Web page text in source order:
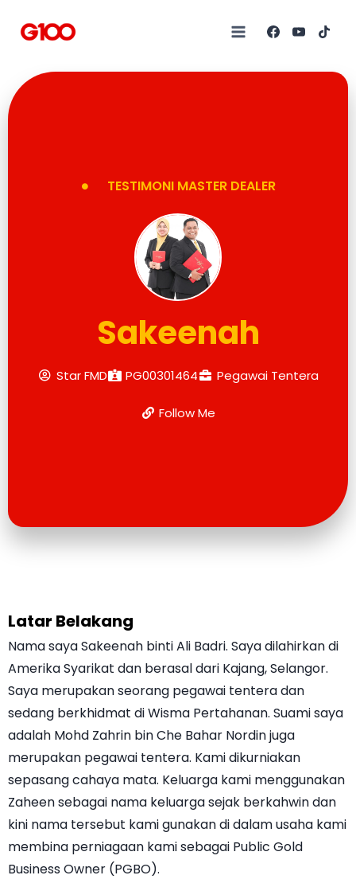
TESTIMONI MASTER DEALER
Sakeenah
Star FMD PG00301464 Pegawai Tentera
Follow Me
Latar Belakang
Nama saya Sakeenah binti Ali Badri. Saya dilahirkan di
Amerika Syarikat dan berasal dari Kajang, Selangor.
Saya merupakan seorang pegawai tentera dan
sedang berkhidmat di Wisma Pertahanan. Suami saya
adalah Mohd Zahrin bin Che Bahar Nordin juga
merupakan pegawai tentera. Kami dikurniakan
sepasang cahaya mata. Keluarga kami menggunakan
Zaheen sebagai nama keluarga sejak berkahwin dan
kini nama tersebut kami gunakan di dalam usaha kami
membina perniagaan kami sebagai Public Gold
Business Owner (PGBO).